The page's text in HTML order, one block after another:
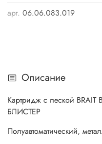
арт. 06.06.083.019
Описание
Картридж с леской BRAIT
БЛИСТЕР
Полуавтоматический,